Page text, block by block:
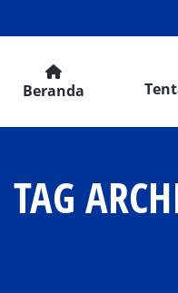
Beranda
TAG